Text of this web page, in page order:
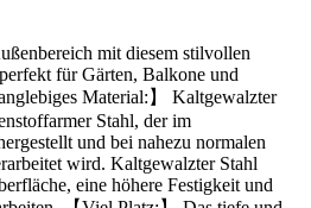
mit diesem stilvollen
für Gärten, Balkone und
Material:】 Kaltgewalzter
Stahl, der im
und bei nahezu normalen
wird. Kaltgewalzter Stahl
eine höhere Festigkeit und